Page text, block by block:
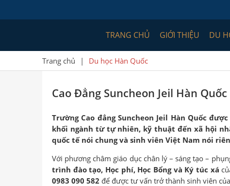
TRANG CHỦ GIỚI THIỆU DU
Trang chủ | Du học Hàn Quốc
Cao Đẳng Suncheon Jeil Hàn
Trường Cao đẳng Suncheon Jeil Hàn Quốc
khối ngành từ tự nhiên, kỹ thuật đến xã hội
quốc tế nói chung và sinh viên Việt Nam nói
Với phương châm giáo dục chân lý – sáng tạo –
trình đào tạo, Học phí, Học Bổng và Ký túc xá
0983 090 582 để được tư vấn trở thành sinh viên của